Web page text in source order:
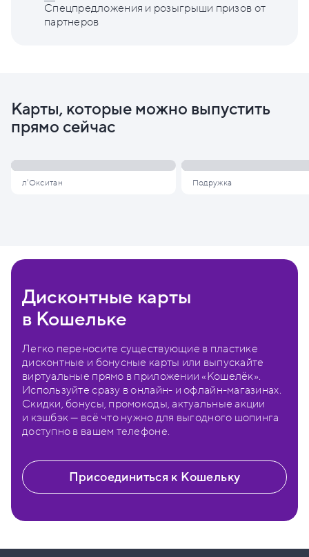
Спецпредложения и розыгрыши призов от
партнеров
Карты, которые можно выпустить
прямо сейчас
л'Окситан Подружка
Дисконтные карты
в Кошельке
Легко переносите существующие в пластике
дисконтные и бонусные карты или выпускайте
виртуальные прямо в приложении «Кошелёк».
Используйте сразу в онлайн- и офлайн-магазинах.
Скидки, бонусы, промокоды, актуальные акции
и кэшбэк — всё что нужно для выгодного шопинга
доступно в вашем телефоне.
Присоединиться к Кошельку